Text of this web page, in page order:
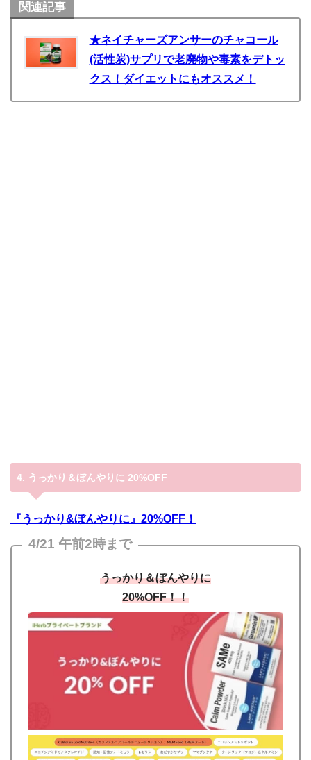
関連記事
★ネイチャーズアンサーのチャコール
(活性炭)サプリで老廃物や毒素をデトッ
クス！ダイエットにもオススメ！
4. うっかり＆ぼんやりに 20%OFF
『うっかり&ぼんやりに』20%OFF！
4/21 午前2時まで
うっかり＆ぼんやりに
20%OFF！！